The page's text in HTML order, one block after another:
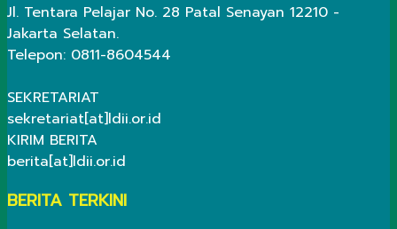
Jl. Tentara Pelajar No. 28 Patal Senayan 12210 -
Jakarta Selatan.
Telepon: 0811-8604544
SEKRETARIAT
sekretariat[at]ldii.or.id
KIRIM BERITA
berita[at]ldii.or.id
BERITA TERKINI